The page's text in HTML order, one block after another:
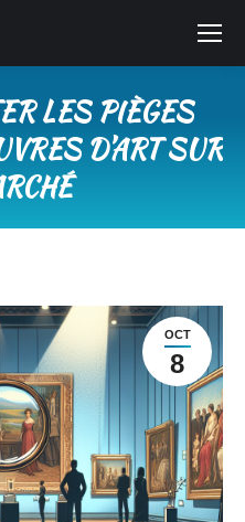
LES PIÈGES
D’ART SUR
OCT
8